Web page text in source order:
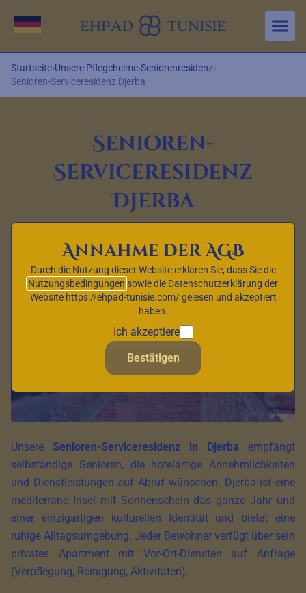
Aller au contenu principal
Sprache wechseln
Startseite›Unsere Pflegeheime›Seniorenresidenz›
Senioren-Serviceresidenz Djerba
Senioren-
Serviceresidenz
Djerba
Unsere Senioren-Serviceresidenz in Djerba empfängt
selbständige Senioren, die hotelartige Annehmlichkeiten
und Dienstleistungen auf Abruf wünschen. Djerba ist eine
mediterrane Insel mit Sonnenschein das ganze Jahr und
einer einzigartigen kulturellen Identität und bietet eine
ruhige Alltagsumgebung. Jeder Bewohner verfügt über sein
privates Apartment mit Vor-Ort-Diensten auf Anfrage
(Verpflegung, Reinigung, Aktivitäten).
Annahme der AGB
Durch die Nutzung dieser Website erklären Sie, dass Sie die
Nutzungsbedingungen sowie die Datenschutzerklärung der
Website https://ehpad-tunisie.com/ gelesen und akzeptiert
haben.
Ich akzeptiere
Bestätigen